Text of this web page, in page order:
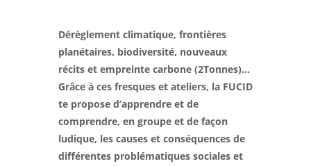
Dérèglement climatique, frontières
planétaires, biodiversité, nouveaux
récits et empreinte carbone (2Tonnes)…
Grâce à ces fresques et ateliers, la FUCID
te propose d’apprendre et de
comprendre, en groupe et de façon
ludique, les causes et conséquences de
différentes problématiques sociales et